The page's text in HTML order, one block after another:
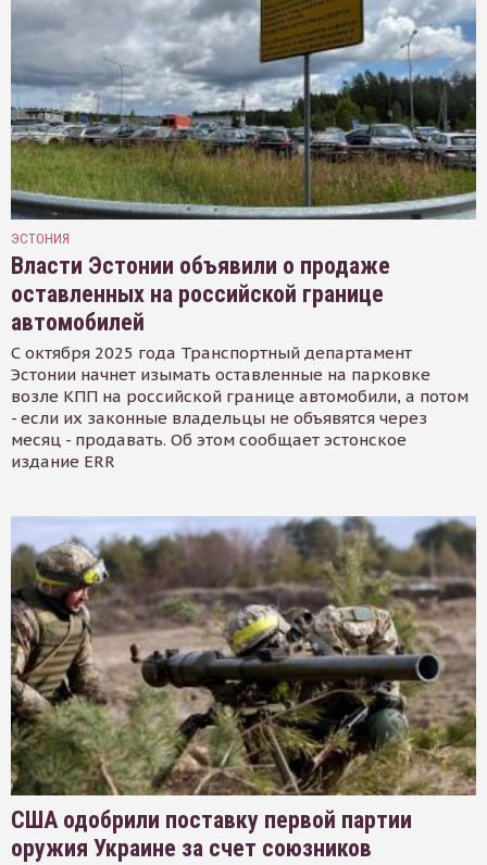
ЭСТОНИЯ
Власти Эстонии объявили о продаже
оставленных на российской границе
автомобилей
С октября 2025 года Транспортный департамент
Эстонии начнет изымать оставленные на парковке
возле КПП на российской границе автомобили, а потом
- если их законные владельцы не объявятся через
месяц - продавать. Об этом сообщает эстонское
издание ERR
США одобрили поставку первой партии
оружия Украине за счет союзников